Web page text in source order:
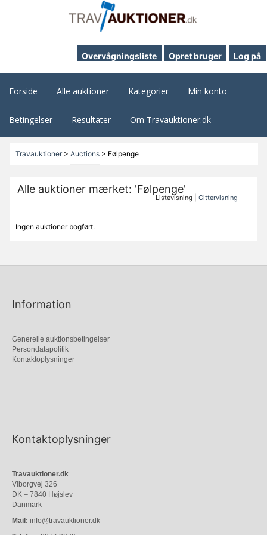
Overvågningsliste Opret bruger Log på
Forside Alle auktioner Kategorier Min konto
Betingelser Resultater Om Travauktioner.dk
Travauktioner> Auctions> Følpenge
Alle auktioner mærket: 'Følpenge'
Listevisning |Gittervisning
Ingen auktioner bogført.
Information
Generelle auktionsbetingelser
Persondatapolitik
Kontaktoplysninger
Kontaktoplysninger
Travauktioner.dk
Viborgvej 326
DK – 7840 Højslev
Danmark
Mail: info@travauktioner.dk